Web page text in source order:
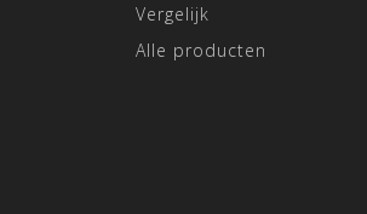
Vergelijk
Alle producten